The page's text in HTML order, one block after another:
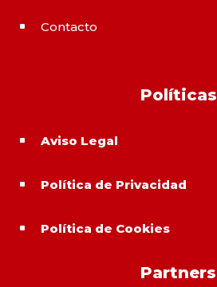
^ Contacto
Políticas
^ Aviso Legal
^ Política de Privacidad
^ Política de Cookies
Partners